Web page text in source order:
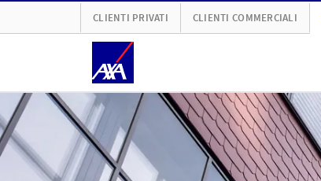
CLIENTI PRIVATI CLIENTI COMMERCIALI